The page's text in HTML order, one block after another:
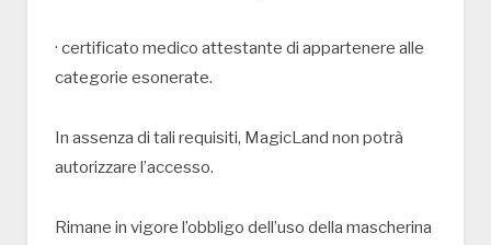
· certificato medico attestante di appartenere alle
categorie esonerate.
In assenza di tali requisiti, MagicLand non potrà
autorizzare l’accesso.
Rimane in vigore l’obbligo dell’uso della mascherina